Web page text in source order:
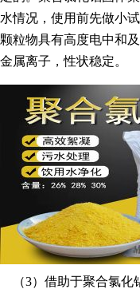
水情况，使用前先做小
颗粒物具有高度电中和
金属离子，性状稳定。
（3）借助于聚合氯化